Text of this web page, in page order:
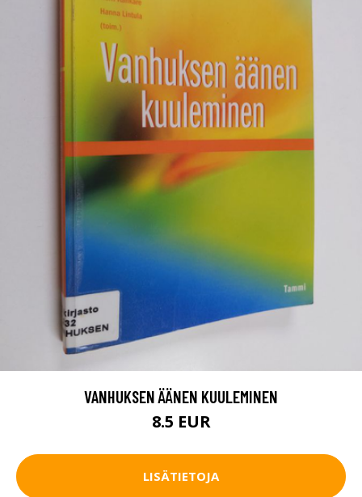
VANHUKSEN ÄÄNEN KUULEMINEN
8.5 EUR
LISÄTIETOJA